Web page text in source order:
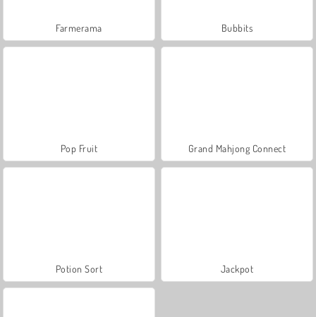
Farmerama Bubbits
Pop Fruit Grand Mahjong Connect
Potion Sort Jackpot